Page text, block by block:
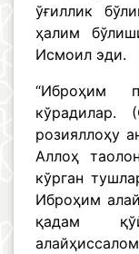
ўғиллик
ҳалим
Исмоил эди.
“Иброҳим
кўрадилар.
розияллоҳу
Аллоҳ
кўрган
Иброҳим
қадам